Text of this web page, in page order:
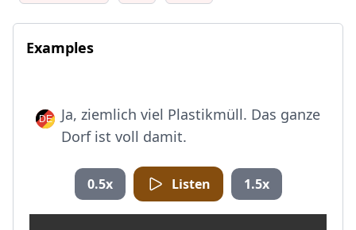
Examples
Ja, ziemlich viel Plastikmüll. Das ganze
Dorf ist voll damit.
0.5x Listen 1.5x